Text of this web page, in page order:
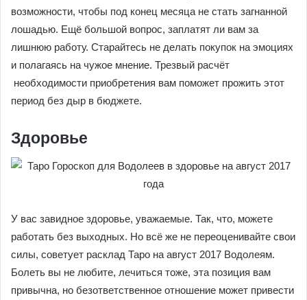
возможности, чтобы под конец месяца не стать загнанной
лошадью. Ещё большой вопрос, заплатят ли вам за
лишнюю работу. Старайтесь не делать покупок на эмоциях
и полагаясь на чужое мнение. Трезвый расчёт
необходимости приобретения вам поможет прожить этот
период без дыр в бюджете.
Здоровье
У вас завидное здоровье, уважаемые. Так, что, можете
работать без выходных. Но всё же не переоценивайте свои
силы, советует расклад Таро на август 2017 Водолеям.
Болеть вы не любите, лечиться тоже, эта позиция вам
привычна, но безответственное отношение может привести